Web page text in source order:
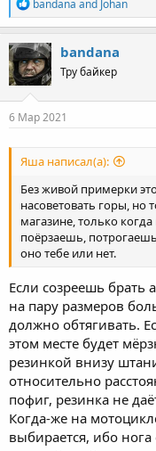
e
a
c
t
i
o
n
s
bandana and Johan
bandana
Тру байкер
6 Мар 2021
Яша написал(а):
Без живой примерки
насоветовать горы, но
магазине, только
поёрзаешь,
оно тебе или нет.
Если созреешь брать
на пару размеров
должно обтягивать.
этом месте будет
резинкой внизу
относительно
пофиг, резинка не
Когда-же на
выбирается, ибо